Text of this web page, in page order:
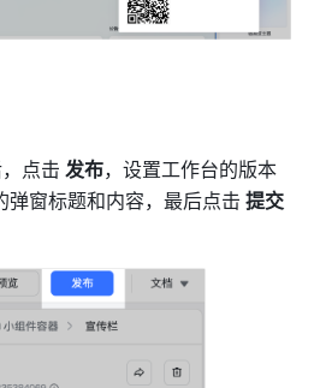
，点击 发布，设置工作台的版本
弹窗标题和内容，最后点击 提交